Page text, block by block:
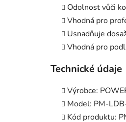
Odolnost vůči
Vhodná pro
Usnadňuje
Vhodná pro
Technické údaje
Výrobce:
Model: PM-
Kód produktu: